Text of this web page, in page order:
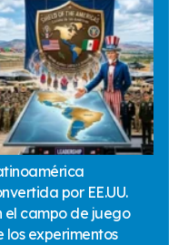
por EE.UU.
el campo de juego
los experimentos